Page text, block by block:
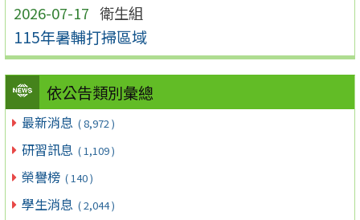
2026-07-17 衛生組
115年暑輔打掃區域
依公告類別彙總
最新消息 ( 8,972 )
研習訊息 ( 1,109 )
榮譽榜 ( 140 )
學生消息 ( 2,044 )